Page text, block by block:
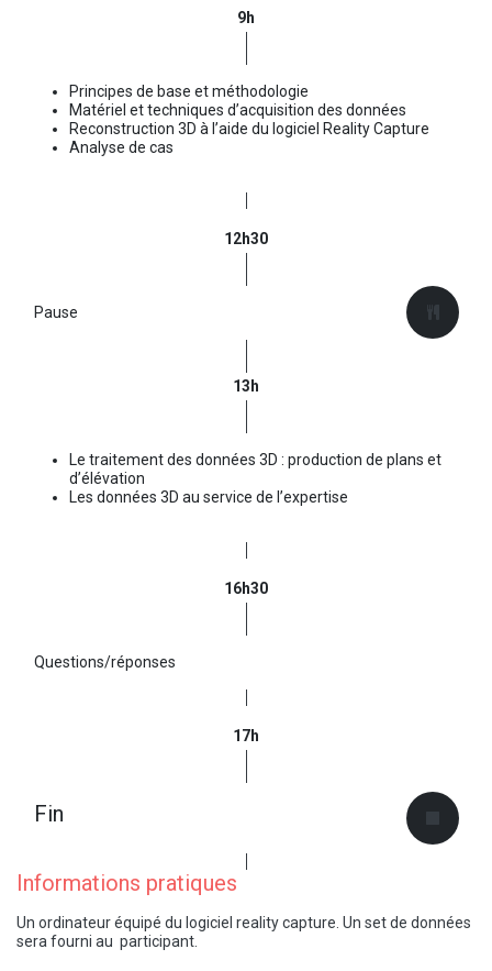
9h
Principes de base et méthodologie
Matériel et techniques d’acquisition des données
Reconstruction 3D à l’aide du logiciel Reality Capture
Analyse de cas
12h30
Pause
13h
Le traitement des données 3D : production de plans et
d’élévation
Les données 3D au service de l’expertise
16h30
Questions/réponses
17h
Fin
Informations pratiques
Un ordinateur équipé du logiciel reality capture. Un set de données
sera fourni au participant.